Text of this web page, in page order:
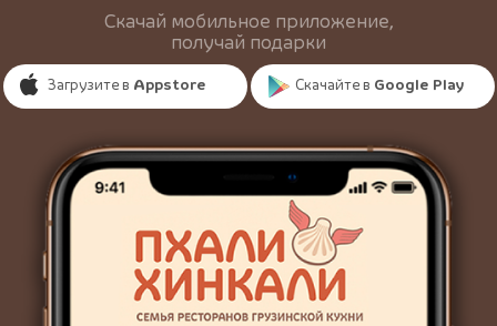
Скачай мобильное приложение,
получай подарки
Загрузите в Appstore Скачайте в Google Play